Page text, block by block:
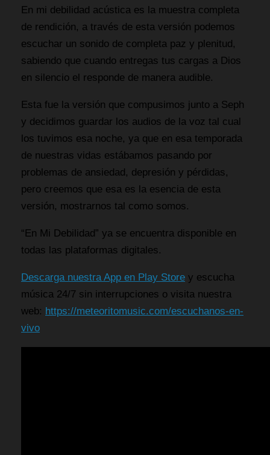
En mi debilidad acústica es la muestra completa
de rendición, a través de esta versión podemos
escuchar un sonido de completa paz y plenitud,
sabiendo que cuando entregas tus cargas a Dios
en silencio el responde de manera audible.
Esta fue la versión que compusimos junto a Seph
y decidimos guardar los audios de la voz tal cual
los tuvimos esa noche, ya que en esa temporada
de nuestras vidas estábamos pasando por
problemas de ansiedad, depresión y pérdidas,
pero creemos que esa es la esencia de esta
versión, mostrarnos tal como somos.
“En Mi Debilidad” ya se encuentra disponible en
todas las plataformas digitales.
Descarga nuestra App en Play Store y escucha
música 24/7 sin interrupciones o visita nuestra
web: https://meteoritomusic.com/escuchanos-en-
vivo